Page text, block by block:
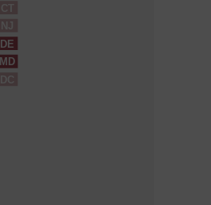
CT
DE
DC
MD
NJ